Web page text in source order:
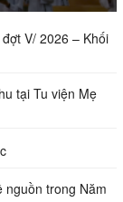
V/ 2026 – Khối
tại Tu viện Mẹ
nguồn trong Năm